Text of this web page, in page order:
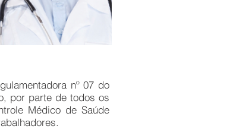
nº 07 do
por parte de todos os
Médico de Saúde